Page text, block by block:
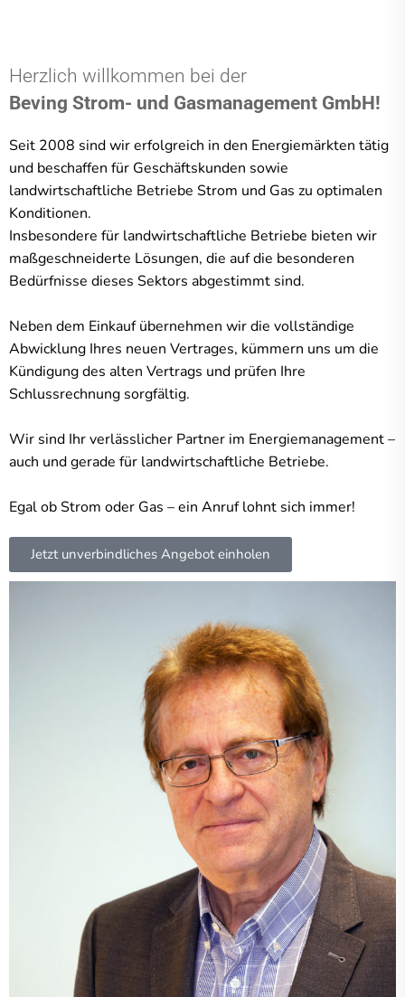
Herzlich willkommen bei der
Beving Strom- und Gasmanagement GmbH!
Seit 2008 sind wir erfolgreich in den Energiemärkten tätig
und beschaffen für Geschäftskunden sowie
landwirtschaftliche Betriebe Strom und Gas zu optimalen
Konditionen.
Insbesondere für landwirtschaftliche Betriebe bieten wir
maßgeschneiderte Lösungen, die auf die besonderen
Bedürfnisse dieses Sektors abgestimmt sind.
Neben dem Einkauf übernehmen wir die vollständige
Abwicklung Ihres neuen Vertrages, kümmern uns um die
Kündigung des alten Vertrags und prüfen Ihre
Schlussrechnung sorgfältig.
Wir sind Ihr verlässlicher Partner im Energiemanagement –
auch und gerade für landwirtschaftliche Betriebe.
Egal ob Strom oder Gas – ein Anruf lohnt sich immer!
Jetzt unverbindliches Angebot einholen